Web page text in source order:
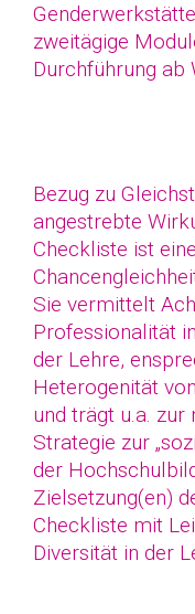
zweitägige
Durchführung
Bezug zu
angestrebte
Checkliste ist
Sie vermittelt
Professionalität
der Lehre,
Heterogenität
und trägt u.a. zur
Strategie zur
der
Zielsetzung(en)
Checkliste mit
Diversität in der